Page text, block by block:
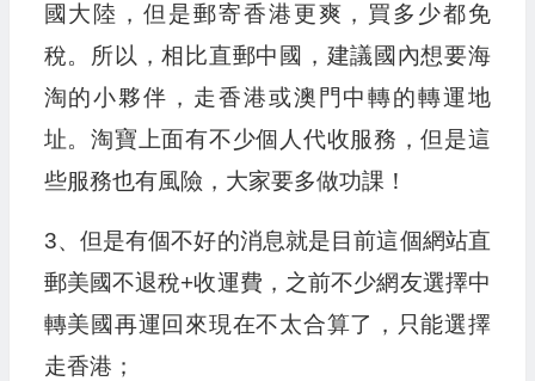
國大陸，但是郵寄香港更爽，買多少都免
稅。所以，相比直郵中國，建議國內想要海
淘的小夥伴，走香港或澳門中轉的轉運地
址。淘寶上面有不少個人代收服務，但是這
些服務也有風險，大家要多做功課！
3、但是有個不好的消息就是目前這個網站直
郵美國不退稅+收運費，之前不少網友選擇中
轉美國再運回來現在不太合算了，只能選擇
走香港；